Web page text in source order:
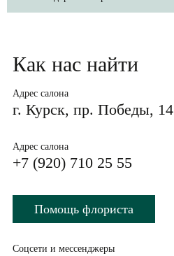
Как нас найти
Адрес салона
г. Курск, пр. Победы, 14
Адрес салона
+7 (920) 710 25 55
Помощь флориста
Соцсети и мессенджеры